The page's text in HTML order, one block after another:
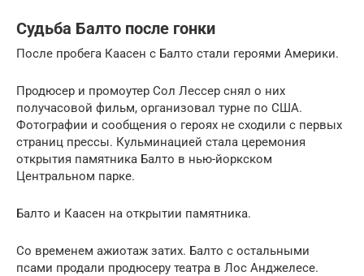
Судьба Балто после гонки
После пробега Каасен с Балто стали героями Америки.
Продюсер и промоутер Сол Лессер снял о них
получасовой фильм, организовал турне по США.
Фотографии и сообщения о героях не сходили с первых
страниц прессы. Кульминацией стала церемония
открытия памятника Балто в нью-йоркском
Центральном парке.
Балто и Каасен на открытии памятника.
Со временем ажиотаж затих. Балто с остальными
псами продали продюсеру театра в Лос Анджелесе.